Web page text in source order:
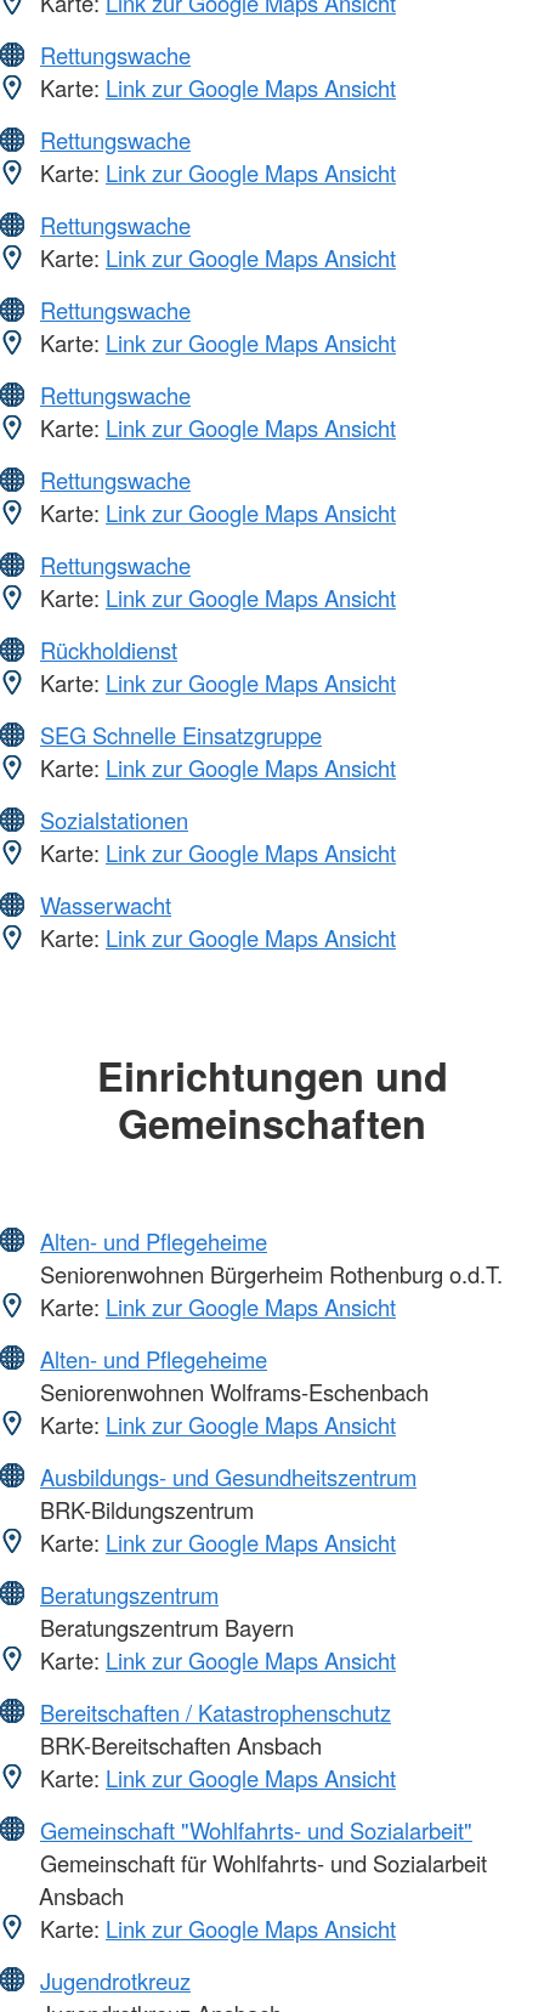
Rettungswache
Karte: Link zur Google Maps Ansicht
Rettungswache
Karte: Link zur Google Maps Ansicht
Rettungswache
Karte: Link zur Google Maps Ansicht
Rettungswache
Karte: Link zur Google Maps Ansicht
Rettungswache
Karte: Link zur Google Maps Ansicht
Rettungswache
Karte: Link zur Google Maps Ansicht
Rettungswache
Karte: Link zur Google Maps Ansicht
Rückholdienst
Karte: Link zur Google Maps Ansicht
SEG Schnelle Einsatzgruppe
Karte: Link zur Google Maps Ansicht
Sozialstationen
Karte: Link zur Google Maps Ansicht
Wasserwacht
Karte: Link zur Google Maps Ansicht
Einrichtungen und
Gemeinschaften
Alten- und Pflegeheime
Seniorenwohnen Bürgerheim Rothenburg o.d.T.
Karte: Link zur Google Maps Ansicht
Alten- und Pflegeheime
Seniorenwohnen Wolframs-Eschenbach
Karte: Link zur Google Maps Ansicht
Ausbildungs- und Gesundheitszentrum
BRK-Bildungszentrum
Karte: Link zur Google Maps Ansicht
Beratungszentrum
Beratungszentrum Bayern
Karte: Link zur Google Maps Ansicht
Bereitschaften / Katastrophenschutz
BRK-Bereitschaften Ansbach
Karte: Link zur Google Maps Ansicht
Gemeinschaft "Wohlfahrts- und Sozialarbeit"
Gemeinschaft für Wohlfahrts- und Sozialarbeit
Ansbach
Karte: Link zur Google Maps Ansicht
Jugendrotkreuz